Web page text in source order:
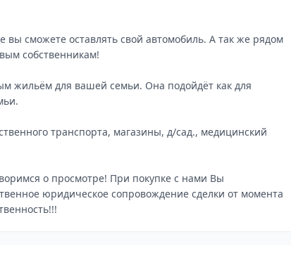
вы сможете оставлять свой автомобиль. А так же рядом
собственникам!
жильём для вашей семьи. Она подойдёт как для
транспорта, магазины, д/сад., медицинский
о просмотре! При покупке с нами Вы
юридическое сопровождение сделки от момента